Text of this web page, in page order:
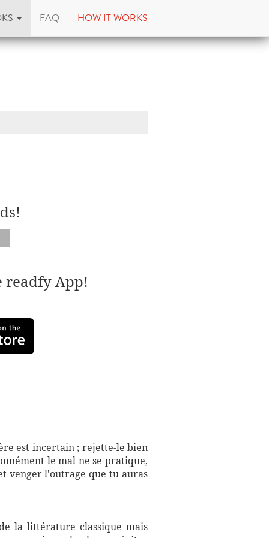
FAQ HOW IT WORKS
readfy App!
est incertain ; rejette-le bien
le mal ne se pratique,
venger l'outrage que tu auras
la littérature classique mais